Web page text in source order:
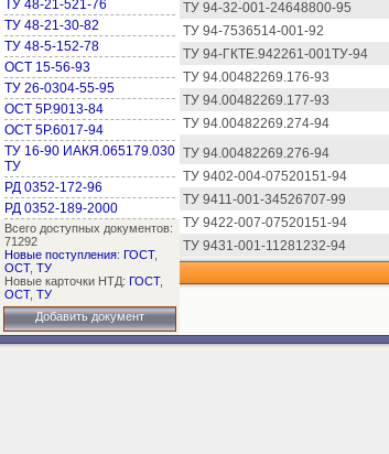
ТУ 48-21-521-76
ТУ 48-21-30-82
ТУ 48-5-152-78
ОСТ 15-56-93
ТУ 26-0304-55-95
ОСТ 5Р.9013-84
ОСТ 5Р.6017-94
ТУ 16-90 ИАКЯ.065179.030
ТУ
РД 0352-172-96
РД 0352-189-2000
Всего доступных документов:
71292
Новые поступления: ГОСТ,
ОСТ, ТУ
Новые карточки НТД: ГОСТ,
ОСТ, ТУ
Добавить документ
ТУ 94-32-001-24648800-95
ТУ 94-7536514-001-92
ТУ 94-ГКТЕ.942261-001ТУ-94
ТУ 94.00482269.176-93
ТУ 94.00482269.177-93
ТУ 94.00482269.274-94
ТУ 94.00482269.276-94
ТУ 9402-004-07520151-94
ТУ 9411-001-34526707-99
ТУ 9422-007-07520151-94
ТУ 9431-001-11281232-94